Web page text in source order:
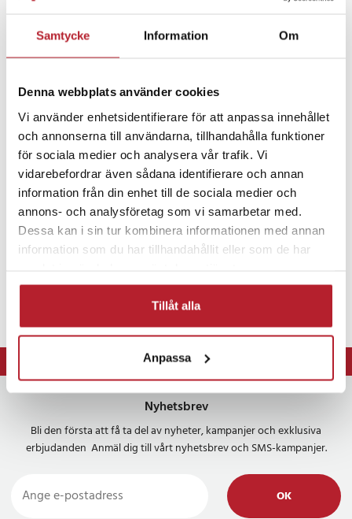
Samtycke Information Om
Denna webbplats använder cookies
Vi använder enhetsidentifierare för att anpassa innehållet
och annonserna till användarna, tillhandahålla funktioner
för sociala medier och analysera vår trafik. Vi
vidarebefordrar även sådana identifierare och annan
information från din enhet till de sociala medier och
annons- och analysföretag som vi samarbetar med.
Dessa kan i sin tur kombinera informationen med annan
information som du har tillhandahållit eller som de har
Tillåt alla
Anpassa
- Batterityp: AGM
- Batterispänning: 13,5 V
- Batterikapacitet (mAh): 18 000 mAh
- Hot-swap: Ja
- ADR-klassificering: UN 2800
Artikelnummer:129803
Batterier & batteriladdare
Hemelektronik
⭐ 365 dagars öppet köp
Nyhetsbrev
Bli den första att få ta del av nyheter, kampanjer och exklusiva
erbjudanden Anmäl dig till vårt nyhetsbrev och SMS-kampanjer.
OK